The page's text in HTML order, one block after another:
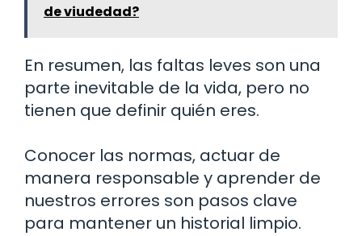
de viudedad?
En resumen, las faltas leves son una
parte inevitable de la vida, pero no
tienen que definir quién eres.
Conocer las normas, actuar de
manera responsable y aprender de
nuestros errores son pasos clave
para mantener un historial limpio.